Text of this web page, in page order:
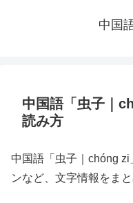
中国
中国語「虫子｜
読み方
中国語「虫子｜chóng
ンなど、文字情報をまと